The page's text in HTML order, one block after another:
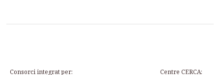
Consorci integrat per: Centre CERCA: